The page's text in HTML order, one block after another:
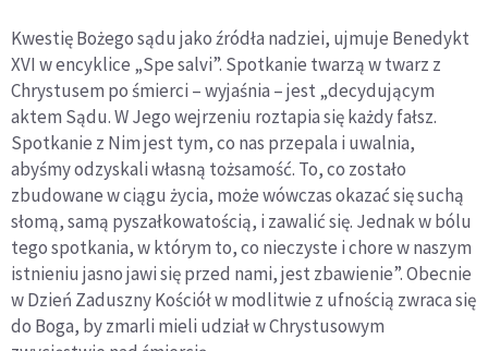
Kwestię Bożego sądu jako źródła nadziei, ujmuje Benedykt
XVI w encyklice „Spe salvi”. Spotkanie twarzą w twarz z
Chrystusem po śmierci – wyjaśnia – jest „decydującym
aktem Sądu. W Jego wejrzeniu roztapia się każdy fałsz.
Spotkanie z Nim jest tym, co nas przepala i uwalnia,
abyśmy odzyskali własną tożsamość. To, co zostało
zbudowane w ciągu życia, może wówczas okazać się suchą
słomą, samą pyszałkowatością, i zawalić się. Jednak w bólu
tego spotkania, w którym to, co nieczyste i chore w naszym
istnieniu jasno jawi się przed nami, jest zbawienie”. Obecnie
w Dzień Zaduszny Kościół w modlitwie z ufnością zwraca się
do Boga, by zmarli mieli udział w Chrystusowym